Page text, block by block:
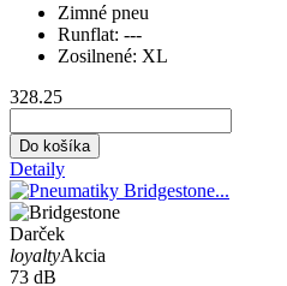
Zimné pneu
Runflat: ---
Zosilnené: XL
328.25
Do košíka
Detaily
Darček
loyaltyAkcia
73 dB